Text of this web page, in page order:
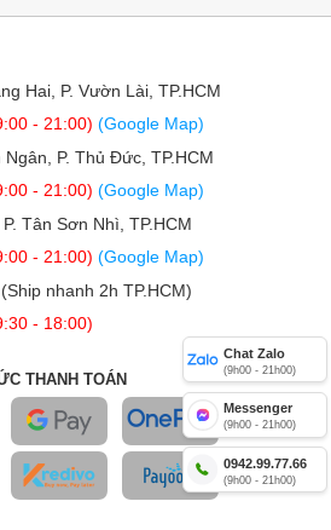
Hai, P. Vườn Lài, TP.HCM
- 21:00) (Google Map)
Ngân, P. Thủ Đức, TP.HCM
- 21:00) (Google Map)
Tân Sơn Nhì, TP.HCM
- 21:00) (Google Map)
nhanh 2h TP.HCM)
- 18:00)
THANH TOÁN
Chat Zalo
(9h00 - 21h00)
Messenger
(9h00 - 21h00)
0942.99.77.66
(9h00 - 21h00)